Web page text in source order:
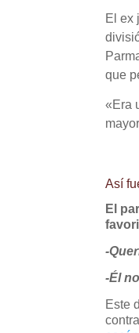
El ex
que
«Era
Así
El
-
-Él
Este